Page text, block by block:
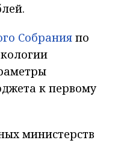
Собрания по
к первому
министерств